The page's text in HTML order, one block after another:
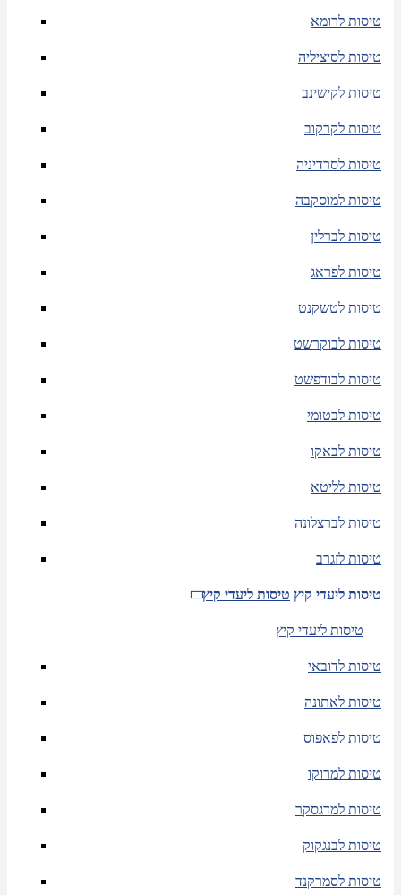
טיסות לרומא
טיסות לסיציליה
טיסות לקישינב
טיסות לקרקוב
טיסות לסרדיניה
טיסות למוסקבה
טיסות לברלין
טיסות לפראג
טיסות לטשקנט
טיסות לבוקרשט
טיסות לבודפשט
טיסות לבטומי
טיסות לבאקו
טיסות לליטא
טיסות לברצלונה
טיסות לזגרב
טיסות ליעדי קיץ טיסות ליעדי קיץ
טיסות ליעדי קיץ
טיסות לדובאי
טיסות לאתונה
טיסות לפאפוס
טיסות למרוקו
טיסות למדגסקר
טיסות לבנגקוק
טיסות לסמרקנד